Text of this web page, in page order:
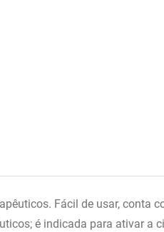
Fácil de usar, conta
é indicada para ativar a